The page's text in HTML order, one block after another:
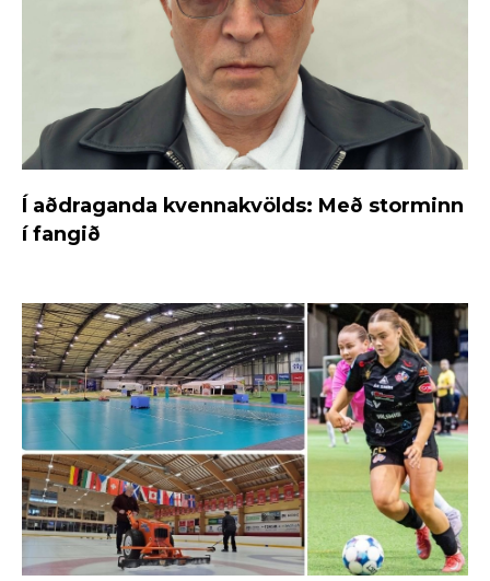
Í aðdraganda kvennakvölds: Með storminn
í fangið